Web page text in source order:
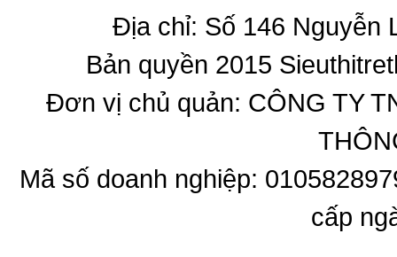
Địa chỉ: Số 146 Nguyễn
Bản quyền 2015
Đơn vị chủ quản: CÔNG TY
Mã số doanh nghiệp:
cấp